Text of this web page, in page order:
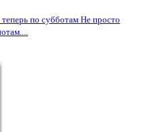
по субботам Не просто